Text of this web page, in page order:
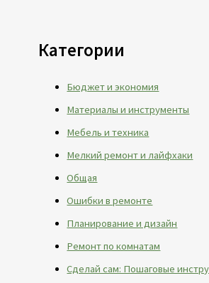
Категории
Бюджет и экономия
Материалы и инструменты
Мебель и техника
Мелкий ремонт и лайфхаки
Общая
Ошибки в ремонте
Планирование и дизайн
Ремонт по комнатам
Сделай сам: Пошаговые